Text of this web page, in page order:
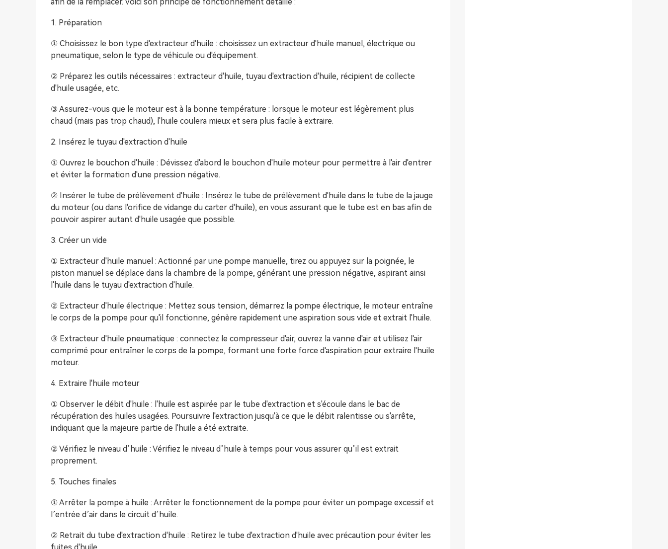
1. Préparation
① Choisissez le bon type d'extracteur d'huile : choisissez un extracteur d'huile manuel, électrique ou
pneumatique, selon le type de véhicule ou d'équipement.
② Préparez les outils nécessaires : extracteur d'huile, tuyau d'extraction d'huile, récipient de collecte
d'huile usagée, etc.
③ Assurez-vous que le moteur est à la bonne température : lorsque le moteur est légèrement plus
chaud (mais pas trop chaud), l'huile coulera mieux et sera plus facile à extraire.
2. Insérez le tuyau d'extraction d'huile
① Ouvrez le bouchon d'huile : Dévissez d'abord le bouchon d'huile moteur pour permettre à l'air d'entrer
et éviter la formation d'une pression négative.
② Insérer le tube de prélèvement d'huile : Insérez le tube de prélèvement d'huile dans le tube de la jauge
du moteur (ou dans l'orifice de vidange du carter d'huile), en vous assurant que le tube est en bas afin de
pouvoir aspirer autant d'huile usagée que possible.
3. Créer un vide
① Extracteur d'huile manuel : Actionné par une pompe manuelle, tirez ou appuyez sur la poignée, le
piston manuel se déplace dans la chambre de la pompe, générant une pression négative, aspirant ainsi
l'huile dans le tuyau d'extraction d'huile.
② Extracteur d'huile électrique : Mettez sous tension, démarrez la pompe électrique, le moteur entraîne
le corps de la pompe pour qu'il fonctionne, génère rapidement une aspiration sous vide et extrait l'huile.
③ Extracteur d'huile pneumatique : connectez le compresseur d'air, ouvrez la vanne d'air et utilisez l'air
comprimé pour entraîner le corps de la pompe, formant une forte force d'aspiration pour extraire l'huile
moteur.
4. Extraire l'huile moteur
① Observer le débit d'huile : l'huile est aspirée par le tube d'extraction et s'écoule dans le bac de
récupération des huiles usagées. Poursuivre l'extraction jusqu'à ce que le débit ralentisse ou s'arrête,
indiquant que la majeure partie de l'huile a été extraite.
② Vérifiez le niveau d’huile : Vérifiez le niveau d’huile à temps pour vous assurer qu’il est extrait
proprement.
5. Touches finales
① Arrêter la pompe à huile : Arrêter le fonctionnement de la pompe pour éviter un pompage excessif et
l’entrée d’air dans le circuit d’huile.
② Retrait du tube d'extraction d'huile : Retirez le tube d'extraction d'huile avec précaution pour éviter les